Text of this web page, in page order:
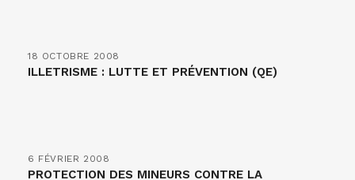
18 OCTOBRE 2008
ILLETRISME : LUTTE ET PRÉVENTION (QE)
6 FÉVRIER 2008
PROTECTION DES MINEURS CONTRE LA